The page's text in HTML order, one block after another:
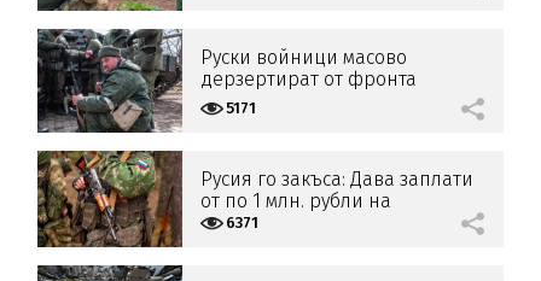
Руски войници масово
дерзертират от фронта
5171
Русия го закъса: Дава заплати
от по 1 млн. рубли на
войниците и пак няма
6371